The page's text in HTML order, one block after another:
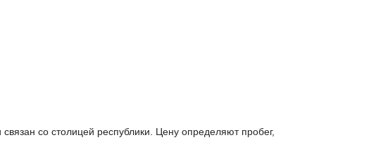
со столицей республики. Цену определяют пробег,